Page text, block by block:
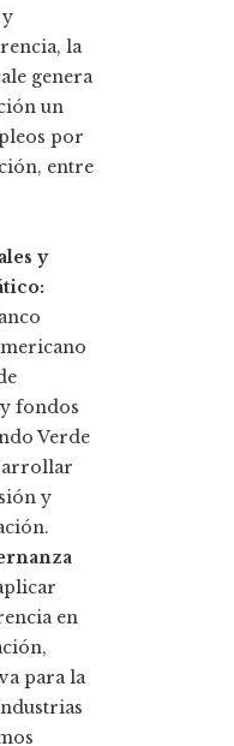
la
genera
un
por
entre
y
fondos
Verde
y
en
para la